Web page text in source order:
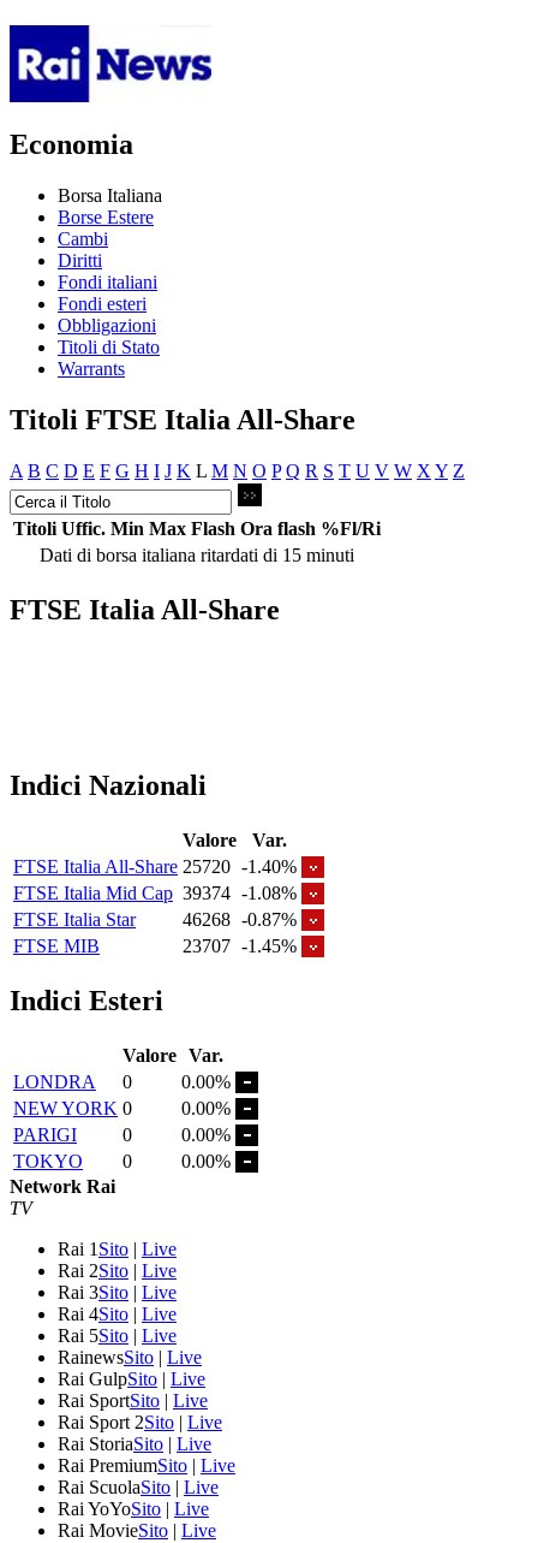
Economia
Borsa Italiana
Borse Estere
Cambi
Diritti
Fondi italiani
Fondi esteri
Obbligazioni
Titoli di Stato
Warrants
Titoli FTSE Italia All-Share
A B C D E F G H I J K L M N O P Q R S T U V W X Y Z
Titoli Uffic. Min Max Flash Ora flash %Fl/Ri
Dati di borsa italiana ritardati di 15 minuti
FTSE Italia All-Share
Indici Nazionali
Valore
Var.
FTSE Italia All-Share 25720 -1.40%
FTSE Italia Mid Cap 39374 -1.08%
FTSE Italia Star
46268 -0.87%
FTSE MIB
23707 -1.45%
Indici Esteri
Valore Var.
LONDRA
0
0.00%
NEW YORK 0
0.00%
PARIGI
0
0.00%
TOKYO
0
0.00%
Network Rai
TV
Rai 1 Sito | Live
Rai 2Sito | Live
Rai 3Sito | Live
Rai 4Sito | Live
Rai 5Sito | Live
RainewsSito | Live
Rai GulpSito | Live
Rai SportSito | Live
Rai Sport 2Sito | Live
Rai StoriaSito | Live
Rai PremiumSito | Live
Rai ScuolaSito | Live
Rai YoYoSito | Live
Rai MovieSito | Live